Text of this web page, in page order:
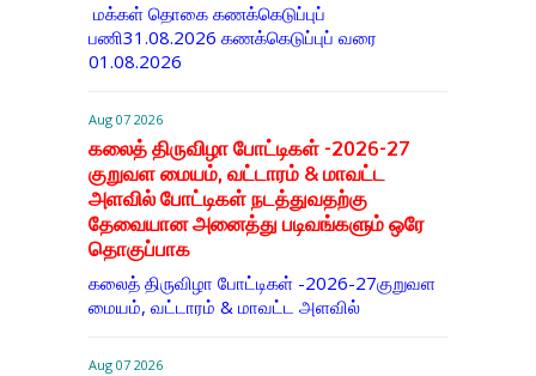
மக்கள் தொகை கணக்கெடுப்புப்
பணி31.08.2026 கணக்கெடுப்புப் வரை
01.08.2026
Aug 07 2026
கலைத் திருவிழா போட்டிகள் -2026-27
குறுவள மையம், வட்டாரம் & மாவட்ட
அளவில் போட்டிகள் நடத்துவதற்கு
தேவையான அனைத்து படிவங்களும் ஒரே
தொகுப்பாக
கலைத் திருவிழா போட்டிகள் -2026-27குறுவள
மையம், வட்டாரம் & மாவட்ட அளவில்
Aug 07 2026